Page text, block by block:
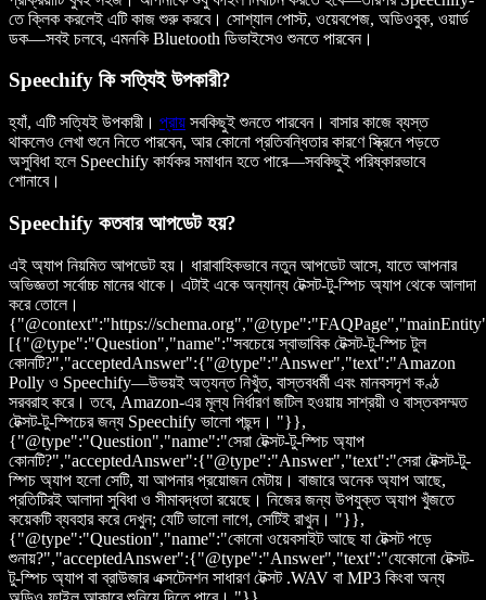
তে ক্লিক করলেই এটি কাজ শুরু করবে। সোশ্যাল পোস্ট, ওয়েবপেজ, অডিওবুক, ওয়ার্ড
ডক—সবই চলবে, এমনকি Bluetooth ডিভাইসেও শুনতে পারবেন।
Speechify কি সত্যিই উপকারী?
হ্যাঁ, এটি সত্যিই উপকারী। প্রায় সবকিছুই শুনতে পারবেন। বাসার কাজে ব্যস্ত
থাকলেও লেখা শুনে নিতে পারবেন, আর কোনো প্রতিবন্ধিতার কারণে স্ক্রিনে পড়তে
অসুবিধা হলে Speechify কার্যকর সমাধান হতে পারে—সবকিছুই পরিষ্কারভাবে
শোনাবে।
Speechify কতবার আপডেট হয়?
এই অ্যাপ নিয়মিত আপডেট হয়। ধারাবাহিকভাবে নতুন আপডেট আসে, যাতে আপনার
অভিজ্ঞতা সর্বোচ্চ মানের থাকে। এটাই একে অন্যান্য টেক্সট-টু-স্পিচ অ্যাপ থেকে আলাদা
করে তোলে।
{"@context":"https://
[{"@type":"Question","name":"সবচেয়ে স্বাভাবিক টেক্সট-টু-স্পিচ টুল
কোনটি?","acceptedAnswer":{"@type":"Answer","text":"Amazon
Polly ও Speechify—উভয়ই অত্যন্ত নিখুঁত, বাস্তবধর্মী এবং মানবসদৃশ কণ্ঠ
সরবরাহ করে। তবে, Amazon-এর মূল্য নির্ধারণ জটিল হওয়ায় সাশ্রয়ী ও বাস্তবসম্মত
টেক্সট-টু-স্পিচের জন্য Speechify ভালো পছন্দ। "}},
{"@type":"Question","name":"সেরা টেক্সট-টু-স্পিচ অ্যাপ
কোনটি?","acceptedAnswer":{"@type":"Answer","text":"সেরা টেক্সট-টু-
স্পিচ অ্যাপ হলো সেটি, যা আপনার প্রয়োজন মেটায়। বাজারে অনেক অ্যাপ আছে,
প্রতিটিরই আলাদা সুবিধা ও সীমাবদ্ধতা রয়েছে। নিজের জন্য উপযুক্ত অ্যাপ খুঁজতে
কয়েকটি ব্যবহার করে দেখুন; যেটি ভালো লাগে, সেটিই রাখুন। "}},
{"@type":"Question","name":"কোনো ওয়েবসাইট আছে যা টেক্সট পড়ে
শুনায়?","acceptedAnswer":{"@type":"Answer","text":"যেকোনো টেক্সট-
টু-স্পিচ অ্যাপ বা ব্রাউজার এক্সটেনশন সাধারণ টেক্সট .WAV বা MP3 কিংবা অন্য